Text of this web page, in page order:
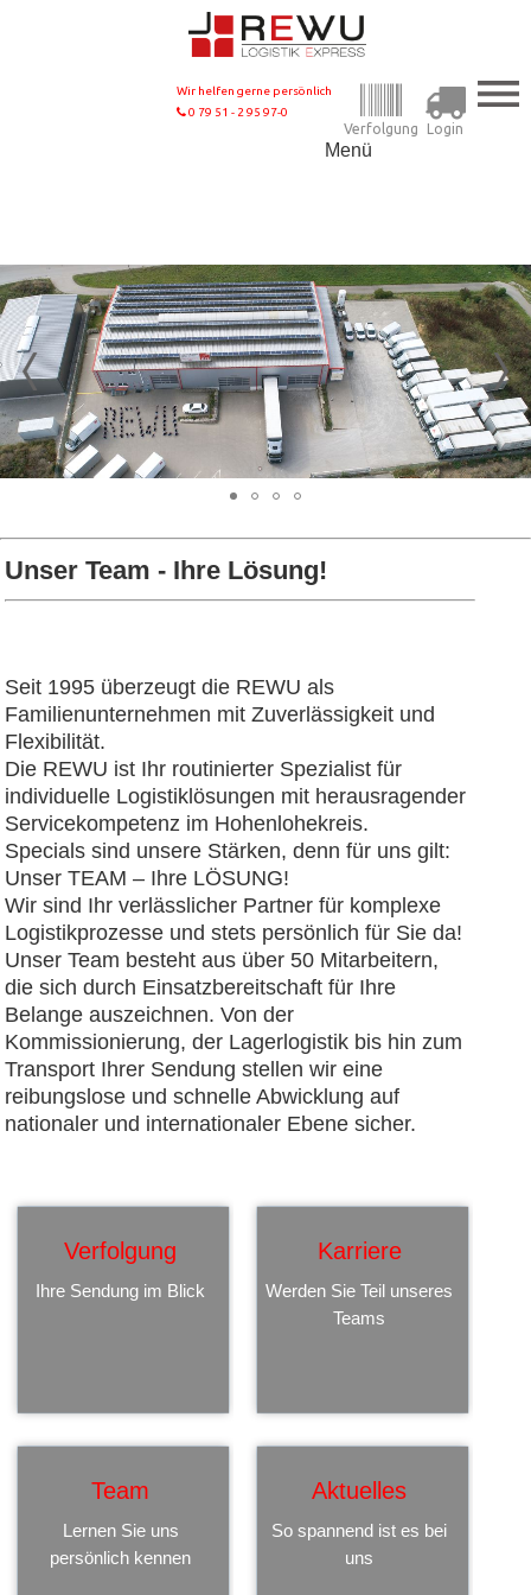
Wir helfen gerne persönlich
0 79 51 - 2 95 97-0
Verfolgung Login
Menü
Unser Team - Ihre Lösung!
Seit 1995 überzeugt die REWU als
Familienunternehmen mit Zuverlässigkeit und
Flexibilität.
Die REWU ist Ihr routinierter Spezialist für
individuelle Logistiklösungen mit herausragender
Servicekompetenz im Hohenlohekreis.
Specials sind unsere Stärken, denn für uns gilt:
Unser TEAM – Ihre LÖSUNG!
Wir sind Ihr verlässlicher Partner für komplexe
Logistikprozesse und stets persönlich für Sie da!
Unser Team besteht aus über 50 Mitarbeitern,
die sich durch Einsatzbereitschaft für Ihre
Belange auszeichnen. Von der
Kommissionierung, der Lagerlogistik bis hin zum
Transport Ihrer Sendung stellen wir eine
reibungslose und schnelle Abwicklung auf
nationaler und internationaler Ebene sicher.
Verfolgung
Ihre Sendung im Blick
Karriere
Werden Sie Teil unseres
Teams
Team
Lernen Sie uns
persönlich kennen
Aktuelles
So spannend ist es bei
uns